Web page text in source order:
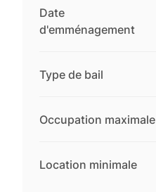
Date
d'emménagement
Type de bail
Occupation maximale
Location minimale